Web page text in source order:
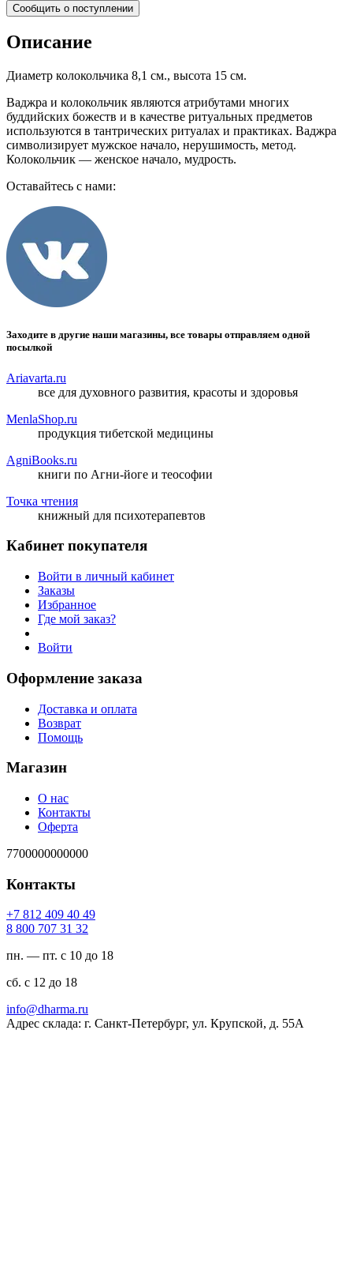
Сообщить о поступлении
Описание
Диаметр колокольчика 8,1 см., высота 15 см.
Ваджра и колокольчик являются атрибутами многих
буддийских божеств и в качестве ритуальных предметов
используются в тантрических ритуалах и практиках. Ваджра
символизирует мужское начало, нерушимость, метод.
Колокольчик — женское начало, мудрость.
Оставайтесь с нами:
Заходите в другие наши магазины, все товары отправляем одной
посылкой
Ariavarta.ru
все для духовного развития, красоты и здоровья
MenlaShop.ru
продукция тибетской медицины
AgniBooks.ru
книги по Агни-йоге и теософии
Точка чтения
книжный для психотерапевтов
Кабинет покупателя
Войти в личный кабинет
Заказы
Избранное
Где мой заказ?
Войти
Оформление заказа
Доставка и оплата
Возврат
Помощь
Магазин
О нас
Контакты
Оферта
7700000000000
Контакты
94 04 904 218 7+
23 13 707 008 8
пн. — пт. с 10 до 18
сб. с 12 до 18
ur.amrahd@ofni
Адрес склада: г. Санкт-Петербург, ул. Крупской, д. 55А